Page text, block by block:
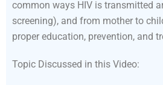
common ways HIV is transmitted
screening), and from mother to
proper education, prevention, and
Topic Discussed in this Video: